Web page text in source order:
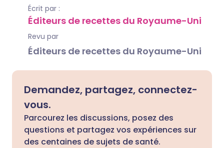
Écrit par :
Éditeurs de recettes du Royaume-Uni
Revu par
Éditeurs de recettes du Royaume-Uni
Demandez, partagez, connectez-
vous.
Parcourez les discussions, posez des
questions et partagez vos expériences sur
des centaines de sujets de santé.